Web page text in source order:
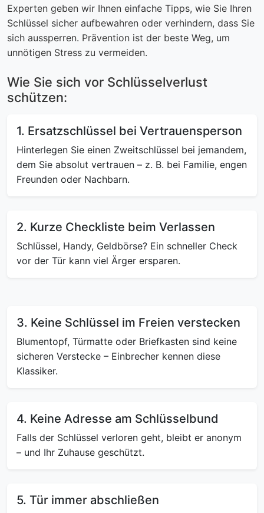
Experten geben wir Ihnen einfache Tipps, wie Sie Ihren
Schlüssel sicher aufbewahren oder verhindern, dass Sie
sich aussperren. Prävention ist der beste Weg, um
unnötigen Stress zu vermeiden.
Wie Sie sich vor Schlüsselverlust
schützen:
1. Ersatzschlüssel bei Vertrauensperson
Hinterlegen Sie einen Zweitschlüssel bei jemandem,
dem Sie absolut vertrauen – z. B. bei Familie, engen
Freunden oder Nachbarn.
2. Kurze Checkliste beim Verlassen
Schlüssel, Handy, Geldbörse? Ein schneller Check
vor der Tür kann viel Ärger ersparen.
3. Keine Schlüssel im Freien verstecken
Blumentopf, Türmatte oder Briefkasten sind keine
sicheren Verstecke – Einbrecher kennen diese
Klassiker.
4. Keine Adresse am Schlüsselbund
Falls der Schlüssel verloren geht, bleibt er anonym
– und Ihr Zuhause geschützt.
5. Tür immer abschließen